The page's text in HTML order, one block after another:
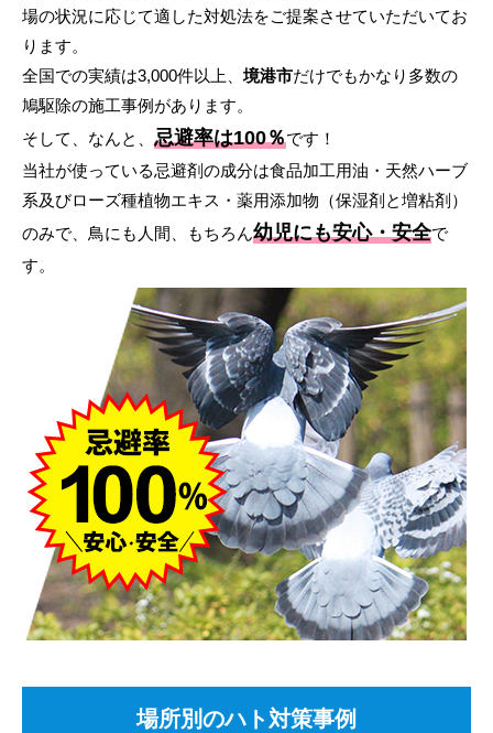
場の状況に応じて適した対処法をご提案させていただいてお
ります。
全国での実績は3,000件以上、境港市だけでもかなり多数の
鳩駆除の施工事例があります。
そして、なんと、 忌避率は100％です！
当社が使っている忌避剤の成分は食品加工用油・天然ハーブ
系及びローズ種植物エキス・薬用添加物（保湿剤と増粘剤）
のみで、鳥にも人間、もちろん幼児にも安心・安全で
す。
場所別のハト対策事例